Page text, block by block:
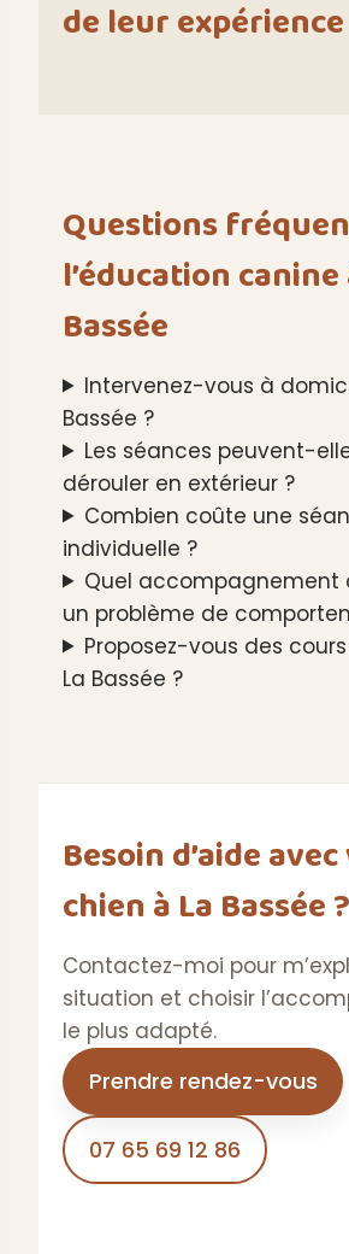
de leur expérience
Questions
l’éducation canine
Bassée
Intervenez-vous à
Bassée ?
Les séances peuvent-
dérouler en extérieur ?
Combien coûte une
individuelle ?
Quel accompagnement
un problème de
Proposez-vous des
La Bassée ?
Besoin d’aide
chien à La Bassée ?
Contactez-moi pour
situation et choisir
le plus adapté.
Prendre rendez-vous
07 65 69 12 86